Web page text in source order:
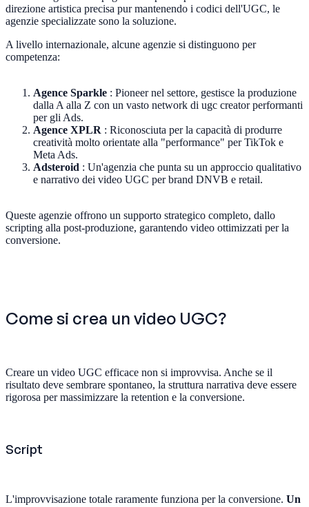
direzione artistica precisa pur mantenendo i codici dell'UGC, le
agenzie specializzate sono la soluzione.
A livello internazionale, alcune agenzie si distinguono per
competenza:
Agence Sparkle : Pioneer nel settore, gestisce la produzione
dalla A alla Z con un vasto network di ugc creator performanti
per gli Ads.
Agence XPLR : Riconosciuta per la capacità di produrre
creatività molto orientate alla "performance" per TikTok e
Meta Ads.
Adsteroid : Un'agenzia che punta su un approccio qualitativo
e narrativo dei video UGC per brand DNVB e retail.
Queste agenzie offrono un supporto strategico completo, dallo
scripting alla post-produzione, garantendo video ottimizzati per la
conversione.
Come si crea un video UGC?
Creare un video UGC efficace non si improvvisa. Anche se il
risultato deve sembrare spontaneo, la struttura narrativa deve essere
rigorosa per massimizzare la retention e la conversione.
Script
L'improvvisazione totale raramente funziona per la conversione. Un